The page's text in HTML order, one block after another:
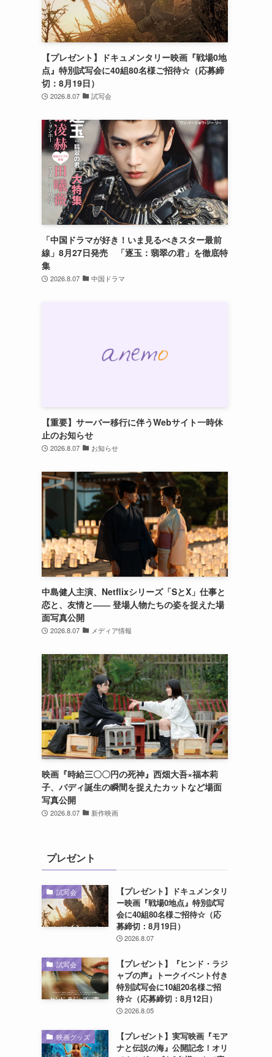
【プレゼント】ドキュメンタリー映画『戦場0地
点』特別試写会に40組80名様ご招待☆（応募締
切：8月19日）
2026.8.07 試写会
「中国ドラマが好き！いま見るべきスター最前
線」8月27日発売 「逐玉：翡翠の君」を徹底特
集
2026.8.07 中国ドラマ
【重要】サーバー移行に伴うWebサイト一時休
止のお知らせ
2026.8.07 お知らせ
中島健人主演、Netflixシリーズ「SとX」仕事と
恋と、友情と―― 登場人物たちの姿を捉えた場
面写真公開
2026.8.07 メディア情報
映画『時給三〇〇円の死神』西畑大吾×福本莉
子、バディ誕生の瞬間を捉えたカットなど場面
写真公開
2026.8.07 新作映画
プレゼント
試写会
【プレゼント】ドキュメンタリ
ー映画『戦場0地点』特別試写
会に40組80名様ご招待☆（応
募締切：8月19日）
2026.8.07
試写会
【プレゼント】『ヒンド・ラジ
ャブの声』トークイベント付き
特別試写会に10組20名様ご招
待☆（応募締切：8月12日）
2026.8.05
映画グッズ
【プレゼント】実写映画『モア
ナと伝説の海』公開記念！オリ